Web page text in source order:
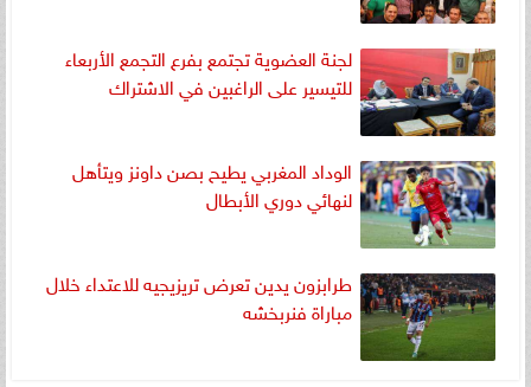
لجنة العضوية تجتمع بفرع التجمع الأربعاء
للتيسير على الراغبين في الاشتراك
الوداد المغربي يطيح بصن داونز ويتأهل
لنهائي دوري الأبطال
طرابزون يدين تعرض تريزيجيه للاعتداء خلال
مباراة فنربخشه